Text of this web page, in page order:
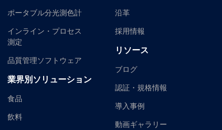
ポータブル分光測色計
インライン・プロセス
測定
品質管理ソフトウェア
業界別ソリューション
食品
飲料
沿革
採用情報
リソース
ブログ
認証・規格情報
導入事例
動画ギャラリー